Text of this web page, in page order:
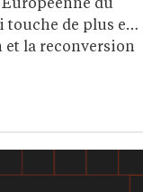
du
touche de plus en
et la reconversion